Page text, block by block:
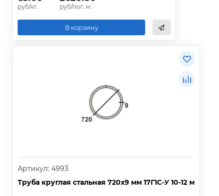
руб/кг. руб/пог. м.
В корзину
Артикул: 4993
Труба круглая стальная 720х9 мм 17Г1С-У 10-12 м